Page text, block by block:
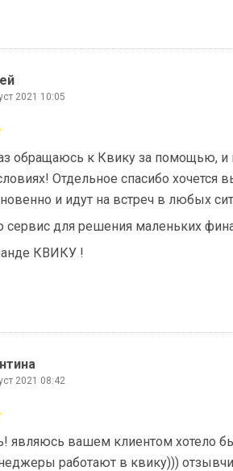
2021 10:05
обращаюсь к Квику за помощью,
Отдельное спасибо хочется
и идут на встреч в любых
для решения маленьких
КВИКУ !
2021 08:42
являюсь вашем клиентом хотело
работают в квику)))